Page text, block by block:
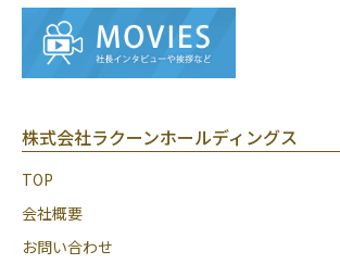
株式会社ラクーンホールディングス
TOP
会社概要
お問い合わせ